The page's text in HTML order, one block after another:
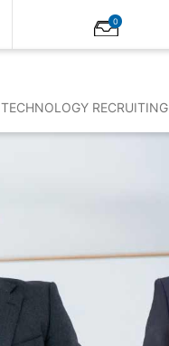
0
TECHNOLOGY RECRUITING